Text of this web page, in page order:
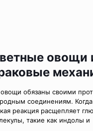
овощи
обязаны своими
соединениям.
реакция расщепляет
такие как индолы и